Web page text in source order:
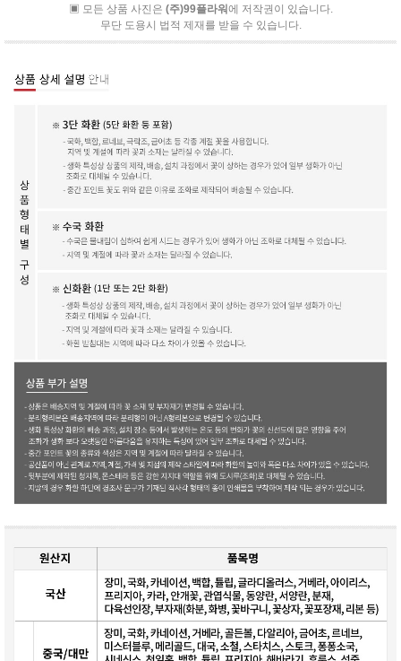
▣ 모든 상품 사진은 (주)99플라워에 저작권이 있습니다.
무단 도용시 법적 제재를 받을 수 있습니다.